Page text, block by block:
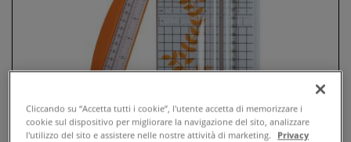
Cliccando su “Accetta tutti i cookie”, l'utente accetta di memorizzare i
cookie sul dispositivo per migliorare la navigazione del sito, analizzare
l'utilizzo del sito e assistere nelle nostre attività di marketing.
Privacy